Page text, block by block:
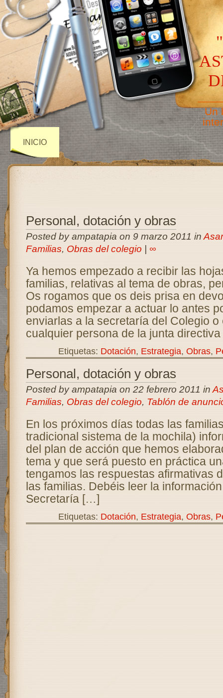
Un
INICIO
Personal, dotación y obras
Posted by ampatapia on 9 marzo 2011 in
Familias, Obras del colegio ∞
Ya hemos empezado a recibir las
familias, relativas al tema de obras,
Os rogamos que os deis prisa en
podamos empezar a actuar lo antes
enviarlas a la secretaría del Colegio o
cualquier persona de la junta
Etiquetas: Dotación, Estrategia, Obras,
Personal, dotación y obras
Posted by ampatapia on 22 febrero 2011 in
Familias, Obras del colegio, Tablón de
En los próximos días todas las
tradicional sistema de la mochila)
del plan de acción que hemos
tema y que será puesto en práctica
tengamos las respuestas afirmativas
las familias. Debéis leer la
Secretaría […]
Etiquetas: Dotación, Estrategia, Obras,